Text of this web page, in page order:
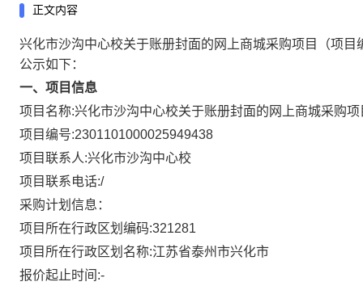
正文内容
兴化市沙沟中心校关于账册封面的网上商城采购项目
（项目
公示如下：
一、项目信息
项目名称:兴化市沙沟中心校关于账册封面的网上商城采购项
项目编号:2301101000025949438
项目联系人:兴化市沙沟中心校
项目联系电话:/
采购计划信息：
项目所在行政区划编码:321281
项目所在行政区划名称:江苏省泰州市兴化市
报价起止时间:-